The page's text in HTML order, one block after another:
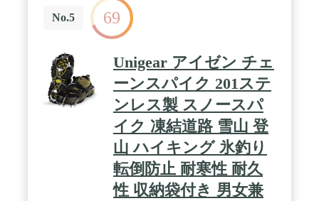
No.5 69
Unigear アイゼン チェ
ーンスパイク 201ステ
ンレス製 スノースパ
イク 凍結道路 雪山 登
山 ハイキング 氷釣り
転倒防止 耐寒性 耐久
性 収納袋付き 男女兼